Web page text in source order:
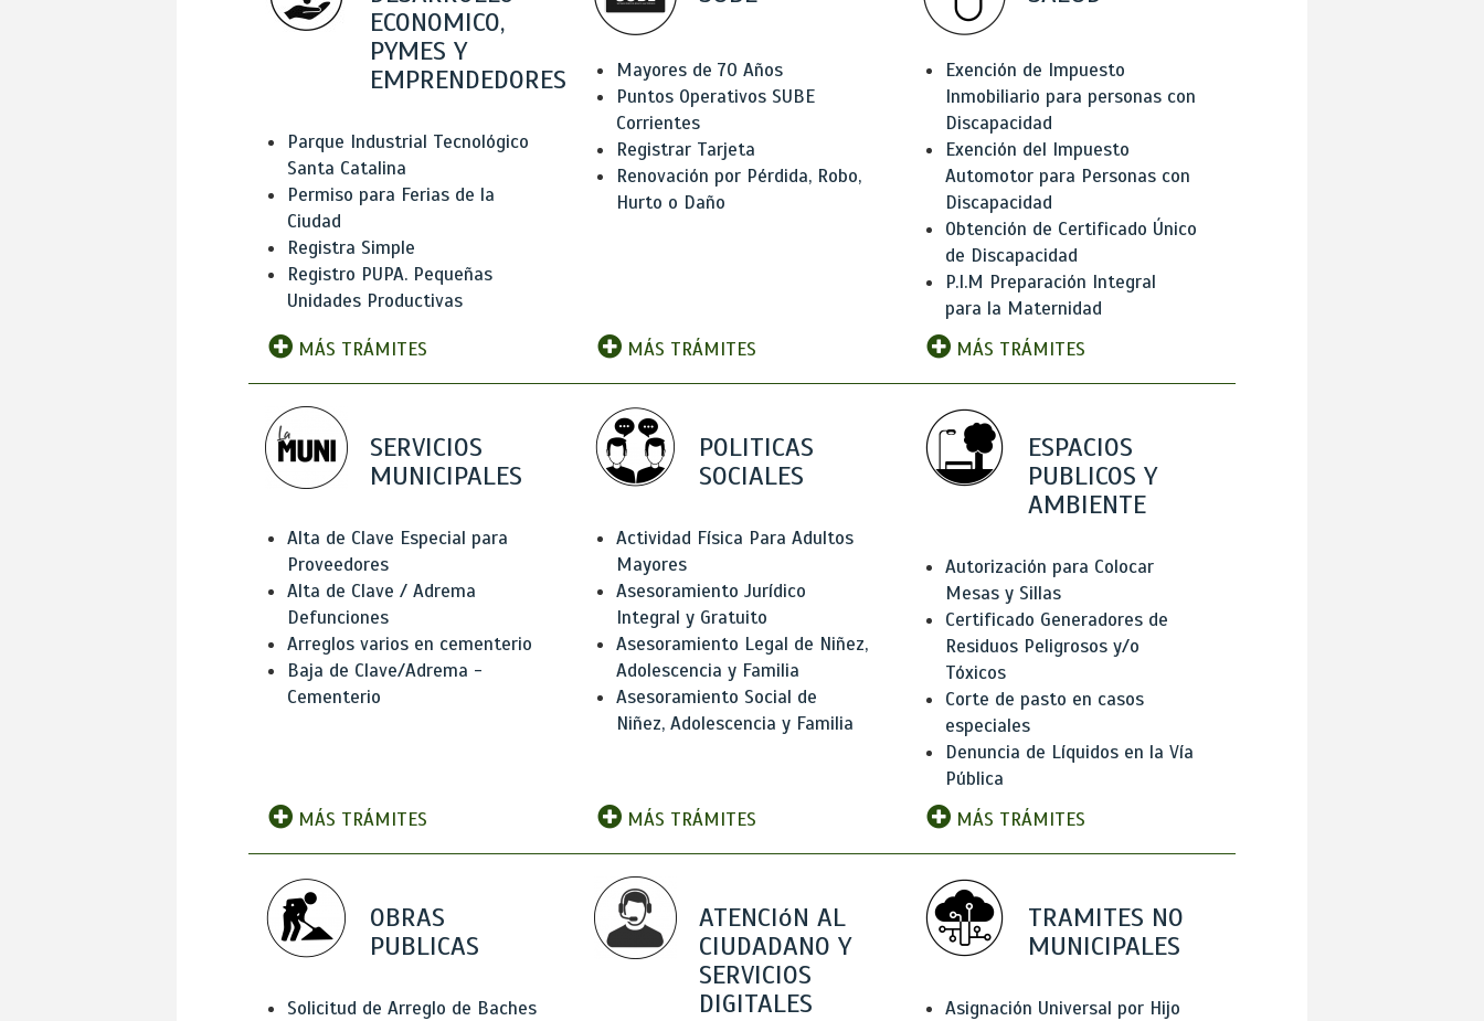
ECONOMICO,
PYMES Y
EMPRENDEDORES
Parque Industrial Tecnológico
Santa Catalina
Permiso para Ferias de la
Ciudad
Registra Simple
Registro PUPA. Pequeñas
Unidades Productivas
MÁS TRÁMITES
Mayores de 70 Años
Puntos Operativos SUBE
Corrientes
Registrar Tarjeta
Renovación por Pérdida, Robo,
Hurto o Daño
MÁS TRÁMITES
Exención de Impuesto
Inmobiliario para personas con
Discapacidad
Exención del Impuesto
Automotor para Personas con
Discapacidad
Obtención de Certificado Único
de Discapacidad
P.I.M Preparación Integral
para la Maternidad
MÁS TRÁMITES
SERVICIOS
MUNICIPALES
Alta de Clave Especial para
Proveedores
Alta de Clave / Adrema
Defunciones
Arreglos varios en cementerio
Baja de Clave/Adrema -
Cementerio
MÁS TRÁMITES
POLITICAS
SOCIALES
Actividad Física Para Adultos
Mayores
Asesoramiento Jurídico
Integral y Gratuito
Asesoramiento Legal de Niñez,
Adolescencia y Familia
Asesoramiento Social de
Niñez, Adolescencia y Familia
MÁS TRÁMITES
ESPACIOS
PUBLICOS Y
AMBIENTE
Autorización para Colocar
Mesas y Sillas
Certificado Generadores de
Residuos Peligrosos y/o
Tóxicos
Corte de pasto en casos
especiales
Denuncia de Líquidos en la Vía
Pública
MÁS TRÁMITES
OBRAS
PUBLICAS
Solicitud de Arreglo de Baches
ATENCIóN AL
CIUDADANO Y
SERVICIOS
DIGITALES
TRAMITES NO
MUNICIPALES
Asignación Universal por Hijo